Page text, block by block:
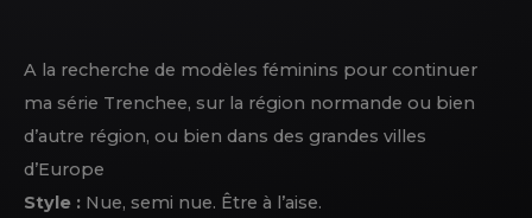
A la recherche de modèles féminins pour continuer
ma série Trenchee, sur la région normande ou bien
d’autre région, ou bien dans des grandes villes
d’Europe
Style : Nue, semi nue. Être à l’aise.